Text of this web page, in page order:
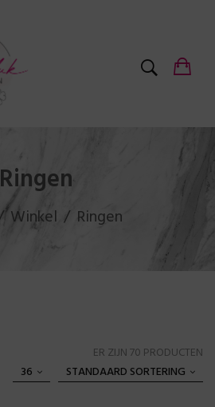
Ringen
Winkel Ringen
ER ZIJN 70 PRODUCTEN
STANDAARD SORTERING
36